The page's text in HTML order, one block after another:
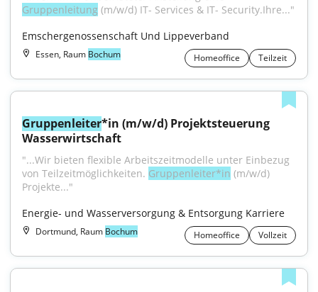
Gruppenleitung (m/w/d) IT- Services & IT- Security.Ihre..."
Emschergenossenschaft Und Lippeverband
Essen, Raum Bochum Homeoffice Teilzeit
Gruppenleiter*in (m/w/d) Projektsteuerung
Wasserwirtschaft
"...Wir bieten flexible Arbeitszeitmodelle unter Einbezug
von Teilzeitmöglichkeiten. Gruppenleiter*in (m/w/d)
Projekte..."
Energie- und Wasserversorgung & Entsorgung Karriere
Dortmund, Raum Bochum Homeoffice Vollzeit